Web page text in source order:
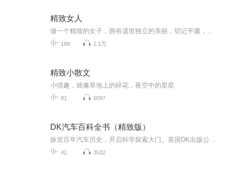
精致女人
188 1.1万
精致小散文
小情趣，就像草地上的碎花，夜空中的星星
81 9097
DK汽车百科全书（精致版）
42 3532